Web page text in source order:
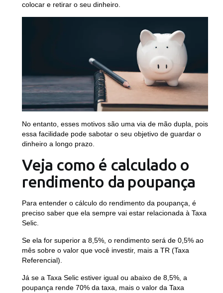
colocar e retirar o seu dinheiro.
No entanto, esses motivos são uma via de mão dupla, pois
essa facilidade pode sabotar o seu objetivo de guardar o
dinheiro a longo prazo.
Veja como é calculado o
rendimento da poupança
Para entender o cálculo do rendimento da poupança, é
preciso saber que ela sempre vai estar relacionada à Taxa
Selic.
Se ela for superior a 8,5%, o rendimento será de 0,5% ao
mês sobre o valor que você investir, mais a TR (Taxa
Referencial).
Já se a Taxa Selic estiver igual ou abaixo de 8,5%, a
poupança rende 70% da taxa, mais o valor da Taxa